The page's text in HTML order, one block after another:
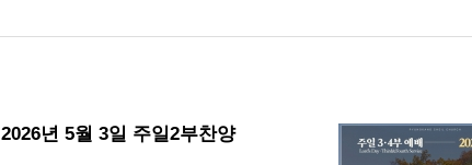
2026년 5월 3일 주일2부찬양